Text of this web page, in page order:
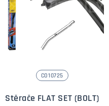
CO10725
Stěrače FLAT SET (BOLT)